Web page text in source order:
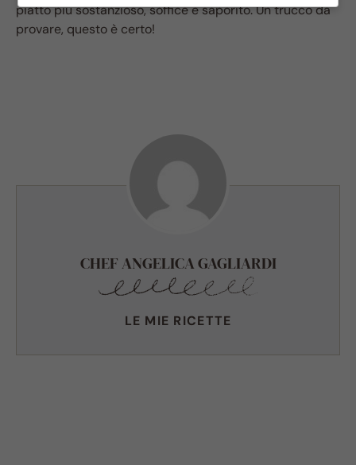
piatto più sostanzioso, soffice e saporito. Un trucco da
provare, questo è certo!
CHEF ANGELICA GAGLIARDI
LE MIE RICETTE